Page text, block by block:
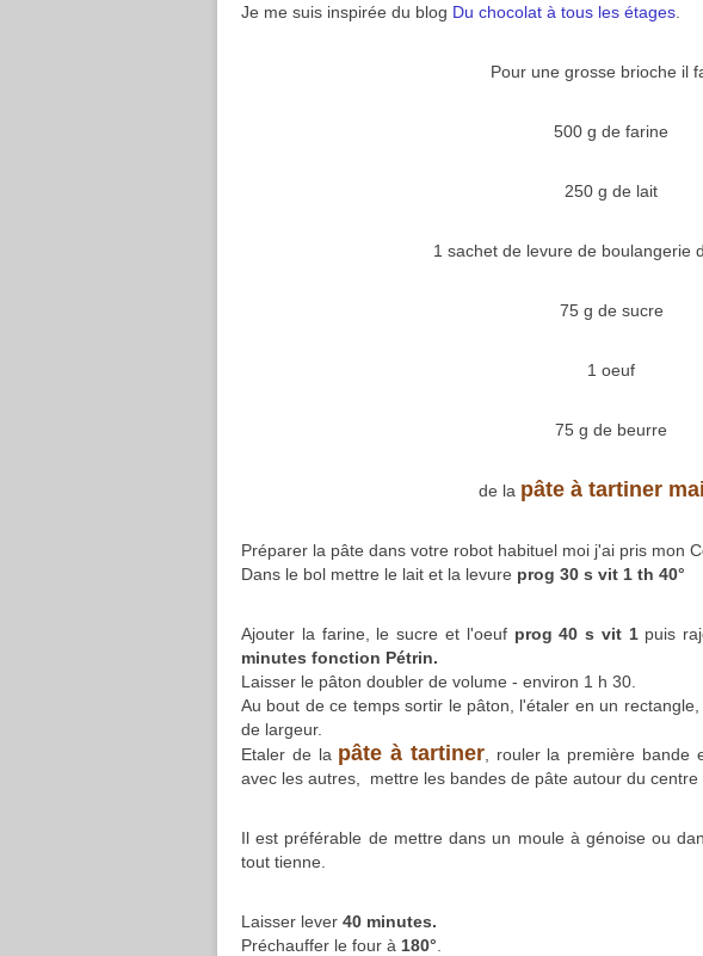
Je me suis inspirée du blog Du chocolat à tous les étages
Pour une grosse brioche il
500 g de farine
250 g de lait
1 sachet de levure de boulangerie
75 g de sucre
1 oeuf
75 g de beurre
de la pâte à tartiner
Préparer la pâte dans votre robot habituel moi j'ai pris mon
Dans le bol mettre le lait et la levure prog 30 s vit 1 th 40°
Ajouter la farine, le sucre et l'oeuf prog 40 s vit 1puis
minutes fonction Pétrin.
Laisser le pâton doubler de volume - environ 1 h 30.
Au bout de ce temps sortir le pâton, l'étaler en un
de largeur.
Etaler de la pâte à tartiner, rouler la première bande
avec les autres, mettre les bandes de pâte autour du centre
Il est préférable de mettre dans un moule à génoise ou
tout tienne.
Laisser lever 40 minutes.
Préchauffer le four à 180°